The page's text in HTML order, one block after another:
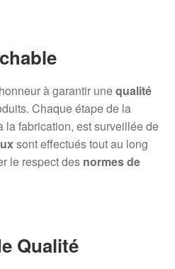
à garantir unequalité
Chaque étape de la
la fabrication, est surveillée de
sont effectués tout au long
le respect des normes de
Qualité